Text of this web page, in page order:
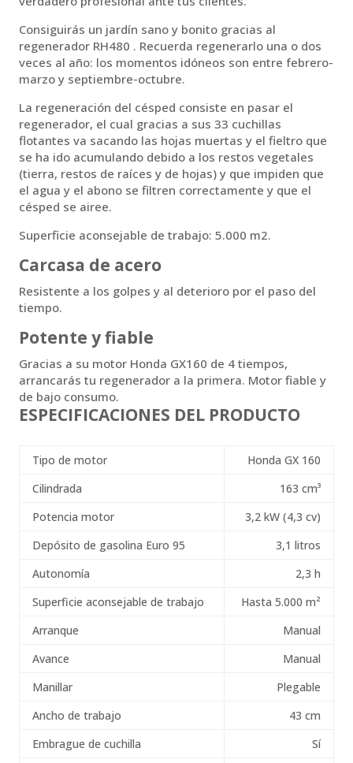
Consiguirás un jardín sano y bonito gracias al
regenerador RH480 . Recuerda regenerarlo una o dos
veces al año: los momentos idóneos son entre febrero-
marzo y septiembre-octubre.
La regeneración del césped consiste en pasar el
regenerador, el cual gracias a sus 33 cuchillas
flotantes va sacando las hojas muertas y el fieltro que
se ha ido acumulando debido a los restos vegetales
(tierra, restos de raíces y de hojas) y que impiden que
el agua y el abono se filtren correctamente y que el
césped se airee.
Superficie aconsejable de trabajo: 5.000 m2.
Carcasa de acero
Resistente a los golpes y al deterioro por el paso del
tiempo.
Potente y fiable
Gracias a su motor Honda GX160 de 4 tiempos,
arrancarás tu regenerador a la primera. Motor fiable y
de bajo consumo.
ESPECIFICACIONES DEL PRODUCTO
Tipo de motor
Honda GX 160
Cilindrada
163 cm³
Potencia motor
3,2 kW (4,3 cv)
Depósito de gasolina Euro 95
3,1 litros
Autonomía
2,3 h
Superficie aconsejable de trabajo
Hasta 5.000 m²
Arranque
Manual
Avance
Manual
Manillar
Plegable
Ancho de trabajo
43 cm
Embrague de cuchilla
Sí